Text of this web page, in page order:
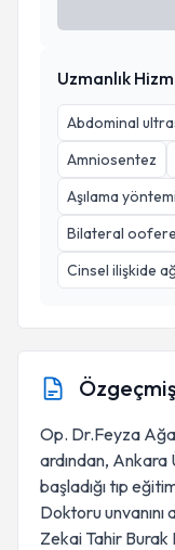
Uzmanlık
Abdominal
Amniosentez
Aşılama yöntemi
Bilateral
Cinsel ilişkide
Özgeçmiş
Op. Dr.Feyza
ardından, Ankara
başladığı tıp
Doktoru unvanını
Zekai Tahir Burak